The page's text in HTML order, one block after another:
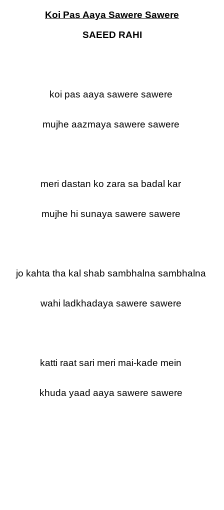
Koi Pas Aaya Sawere Sawere
SAEED RAHI
koi pas aaya sawere sawere
mujhe aazmaya sawere sawere
meri dastan ko zara sa badal kar
mujhe hi sunaya sawere sawere
jo kahta tha kal shab sambhalna sambhalna
wahi ladkhadaya sawere sawere
katti raat sari meri mai-kade mein
khuda yaad aaya sawere sawere